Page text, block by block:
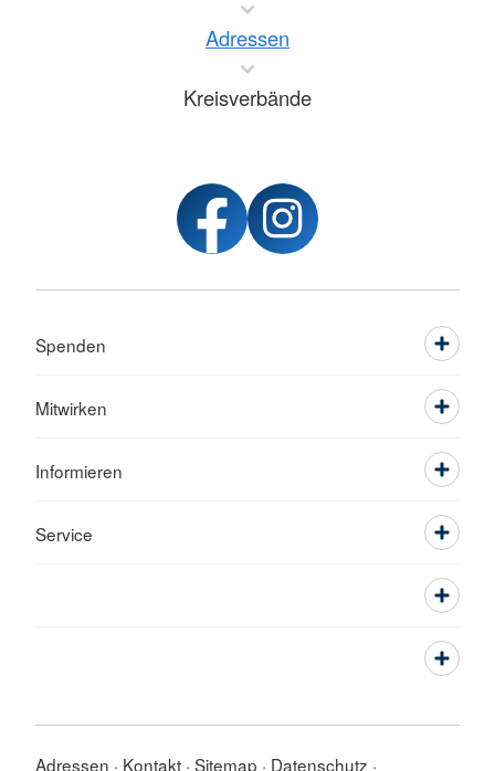
Adressen
Kreisverbände
Spenden
Mitwirken
Informieren
Service
Adressen Kontakt Sitemap
Datenschutz